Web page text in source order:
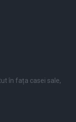
în fața casei sale,